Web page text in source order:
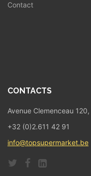
Contact
CONTACTS
Avenue Clemenceau
+32 (0)2.611 42 91
info@topsupermarket.be